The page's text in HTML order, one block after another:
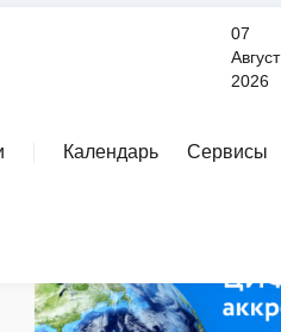
07
Август
2026
Календарь Сервисы